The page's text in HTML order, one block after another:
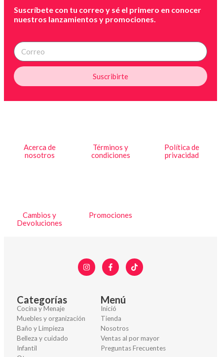
Suscríbete con tu correo y sé el primero en conocer
nuestros lanzamientos y promociones.
Suscribirte
Acerca de
nosotros
Términos y
condiciones
Política de
privacidad
Cambios y
Devoluciones
Promociones
Categorías
Cocina y Menaje
Muebles y organización
Baño y Limpieza
Belleza y cuidado
Infantil
Menú
Inició
Tienda
Nosotros
Ventas al por mayor
Preguntas Frecuentes